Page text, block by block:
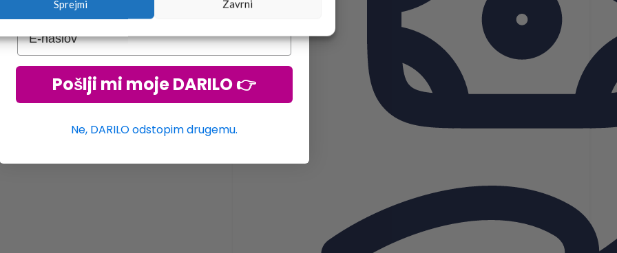
Sprejmi Zavrni
Pošlji mi moje DARILO 👉
Ne, DARILO odstopim drugemu.